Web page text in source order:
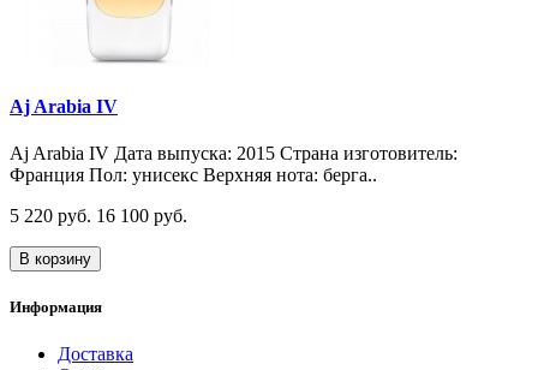
Aj Arabia IV
Aj Arabia IV Дата выпуска: 2015 Страна изготовитель:
Франция Пол: унисекс Верхняя нота: берга..
5 220 руб. 16 100 руб.
В корзину
Информация
Доставка